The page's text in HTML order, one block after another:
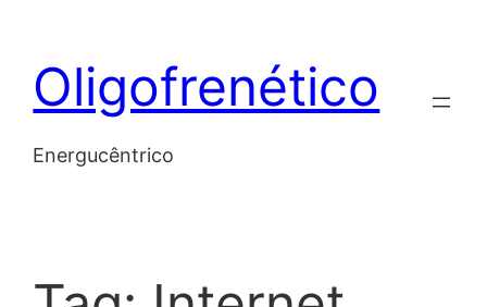
content
Oligofrenético
Energucêntrico